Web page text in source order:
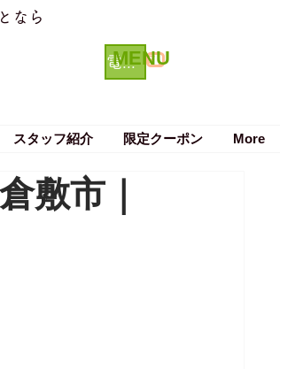
なら
電話で予約する クーポン
MENU
スタッフ紹介 限定クーポン More
敷市｜